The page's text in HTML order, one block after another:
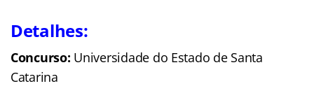
Detalhes:
Concurso: Universidade do Estado de Santa
Catarina